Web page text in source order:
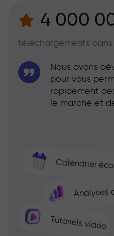
4 000
téléchargements dans
Calendrier
Analyses
Tutoriels vidéo
Nous avons
pour vous
rapidement
le marché et